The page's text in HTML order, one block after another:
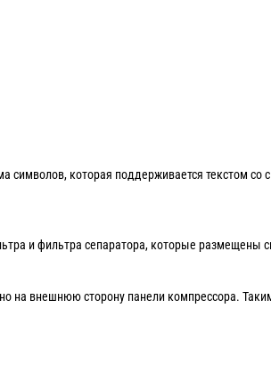
символов, которая поддерживается текстом
и фильтра сепаратора, которые размещены
на внешнюю сторону панели компрессора.